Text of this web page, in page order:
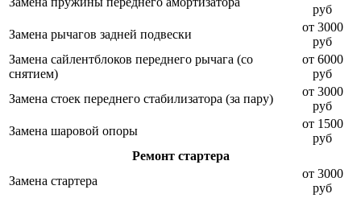
руб
Замена рычагов задней подвески
от 3000
руб
Замена сайлентблоков переднего рычага (со
снятием)
от 6000
руб
Замена стоек переднего стабилизатора (за пару)
от 3000
руб
Замена шаровой опоры
от 1500
руб
Ремонт стартера
Замена стартера
от 3000
руб